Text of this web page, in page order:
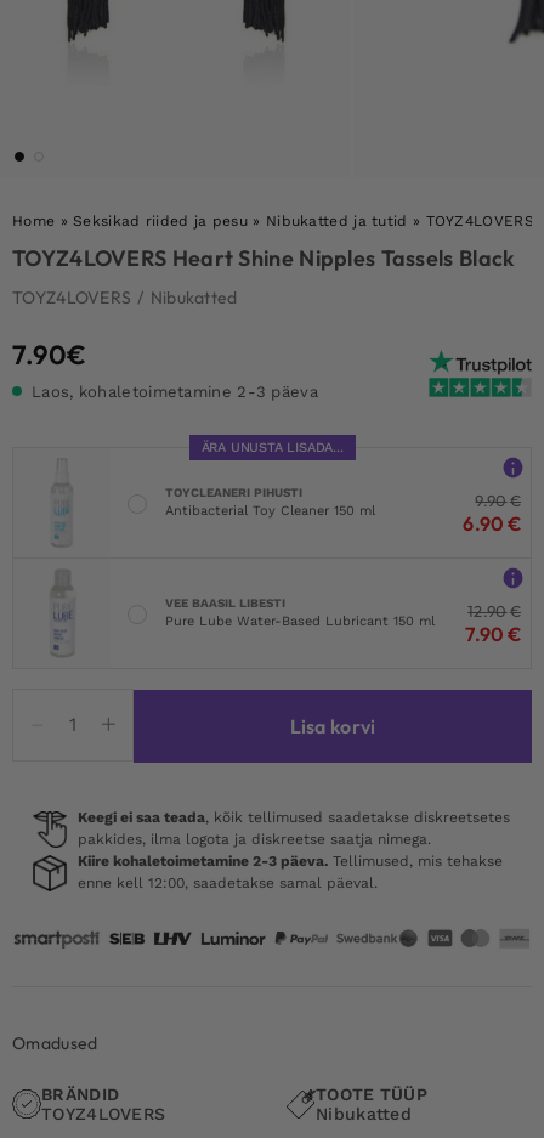
Home »Seksikad riided ja pesu » Nibukatted ja tutid »
TOYZ4LOVERS Heart Shine Nipples Tassels Black
TOYZ4LOVERS / Nibukatted
7.90€
Laos, kohaletoimetamine 2-3 päeva
ÄRA UNUSTA LISADA...
TOYCLEANERI PIHUSTI
Antibacterial Toy Cleaner 150 ml
9.90€
6.90 €
VEE BAASIL LIBESTI
Pure Lube Water-Based Lubricant 150 ml
12.90€
7.90 €
Heart
Tassels
Black
kogus
Lisa korvi
Keegi ei saa teada, kõik tellimused saadetakse diskreetsetes
pakkides, ilma logota ja diskreetse saatja nimega.
Kiire kohaletoimetamine 2-3 päeva. Tellimused, mis tehakse
enne kell 12:00, saadetakse samal päeval.
Omadused
BRÄNDID
TOYZ4LOVERS
TOOTE TÜÜP
Nibukatted